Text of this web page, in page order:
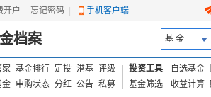
开户 忘记密码 手机客户端
档案 基 金
家 基金排行 定投 港基 评级
金 申购状态 分红 公告 私募
投资工具 自选基金
基金筛选
收益计算